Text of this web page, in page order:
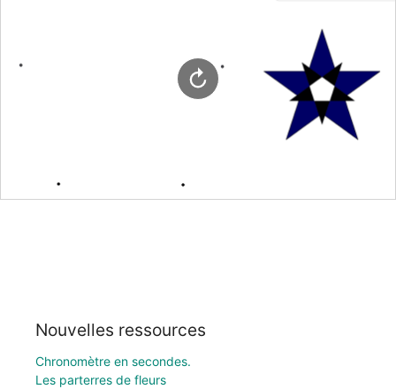
Nouvelles ressources
Chronomètre en secondes.
Les parterres de fleurs